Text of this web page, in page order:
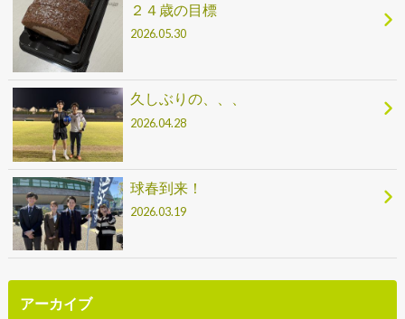
２４歳の目標
2026.05.30
久しぶりの、、、
2026.04.28
球春到来！
2026.03.19
アーカイブ